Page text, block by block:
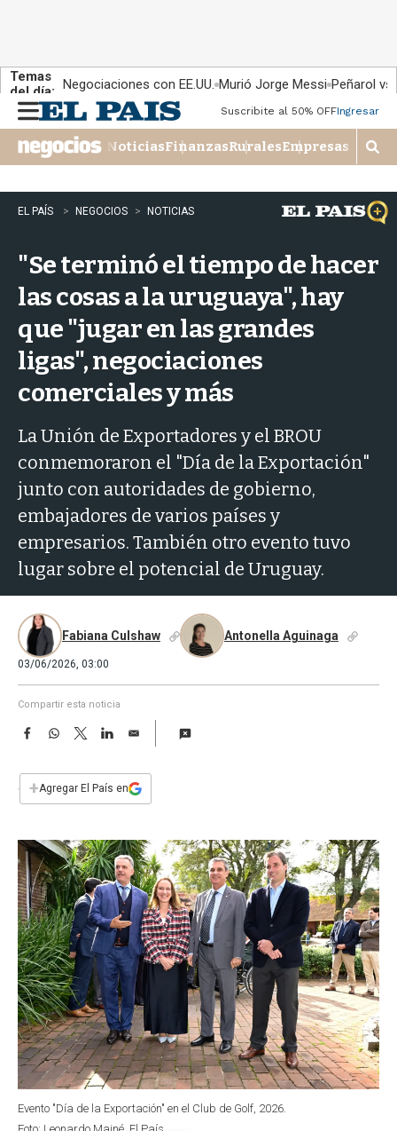
Temas
del día: Negociaciones con EE.UU. Murió Jorge Messi Peñarol
n
u
Suscribite al 50% OFFIngresar
NoticiasFinanzasRuralesEmpresas
M
o
s
t
r
r
b
EL PAÍS NEGOCIOS NOTICIAS
"Se terminó el tiempo de hacer
las cosas a la uruguaya", hay
que "jugar en las grandes
ligas", negociaciones
comerciales y más
La Unión de Exportadores y el BROU
conmemoraron el "Día de la Exportación"
junto con autoridades de gobierno,
embajadores de varios países y
empresarios. También otro evento tuvo
lugar sobre el potencial de Uruguay.
Fabiana Culshaw Antonella Aguinaga
03/06/2026, 03:00
Compartir esta noticia
F
e
b
k
W
s
p
T
w
t
L
n
E
i
l
+Agregar El País en
Evento "Día de la Exportación" en el Club de Golf, 2026.
Foto: Leonardo Mainé, El País.